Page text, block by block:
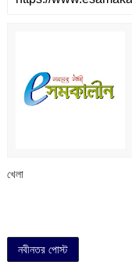
খেলা
নবীনতর পোস্ট